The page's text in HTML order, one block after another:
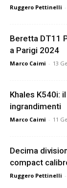
Ruggero Pettinelli -
Beretta DT11
a Parigi 2024
Marco Caimi - 13
Khales K540i:
ingrandimenti
Marco Caimi - 11
Decima
compact
Ruggero Pettinelli -